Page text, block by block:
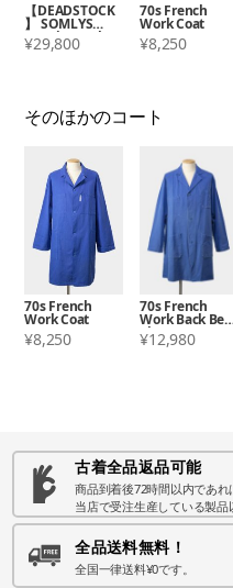
【DEADSTOCK
】 SOMLYS
Hunting Jacket
¥29,800
70s French
Work Coat
¥8,250
そのほかのコート
70s French
Work Coat
¥8,250
70s French
Work Back Belt
Shop Coat
¥12,980
古着全品返品可能
商品到着後72時間以内であれ
当店で受注生産している製
全品送料無料！
全国一律送料¥0です。